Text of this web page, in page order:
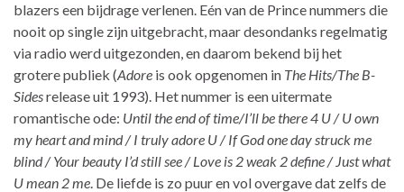
blazers een bijdrage verlenen. Eén van de Prince nummers die
nooit op single zijn uitgebracht, maar desondanks regelmatig
via radio werd uitgezonden, en daarom bekend bij het
grotere publiek (Adore is ook opgenomen in The Hits/The B-
Sidesrelease uit 1993). Het nummer is een uitermate
romantische ode: Until the end of time/I’ll be there 4 U / U own
my heart and mind / I truly adore U / If God one day struck me
blind / Your beauty I’d still see / Love is 2 weak 2 define / Just what
U mean 2 me. De liefde is zo puur en vol overgave dat zelfs de